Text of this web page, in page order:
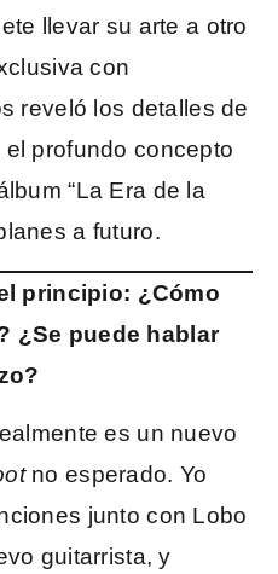
llevar su arte a otro
con
reveló los detalles de
profundo concepto
“La Era de la
a futuro.
principio: ¿Cómo
¿Se puede hablar
es un nuevo
no esperado. Yo
junto con Lobo
guitarrista, y